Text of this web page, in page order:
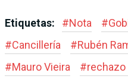
Etiquetas: #Nota #
#Cancillería #Rubén
#Mauro Vieira #